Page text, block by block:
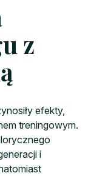
z
efekty,
treningowym.
i